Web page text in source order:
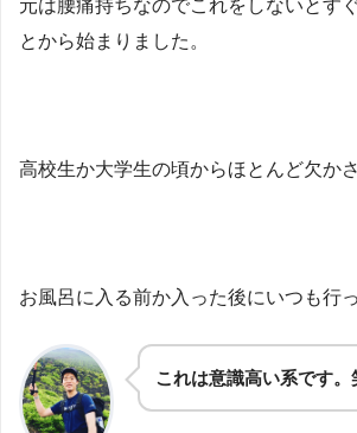
元は腰痛持ちなのでこれをしないとす
とから始まりました。
高校生か大学生の頃からほとんど欠か
お風呂に入る前か入った後にいつも行
これは意識高い系です。